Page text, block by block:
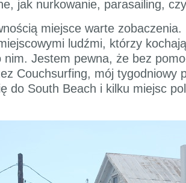
jak nurkowanie, parasailing,
miejsce warte zobaczenia.
ludźmi, którzy
nim. Jestem pewna, że bez
Couchsurfing, mój tygodniowy
do South Beach i kilku miejsc